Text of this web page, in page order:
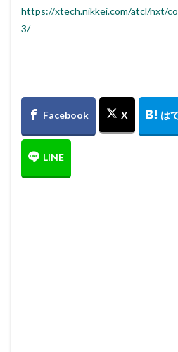
https://xtech.nikkei.com/atcl/nxt/
3/